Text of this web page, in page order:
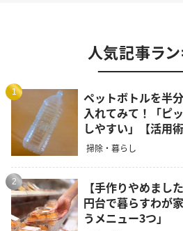
人気記事ラ
1
ペットボトルを半
入れてみて！「ピ
しやすい」【活用術
掃除・暮らし
2
【手作りやめまし
円台で暮らすわが
うメニュー3つ」